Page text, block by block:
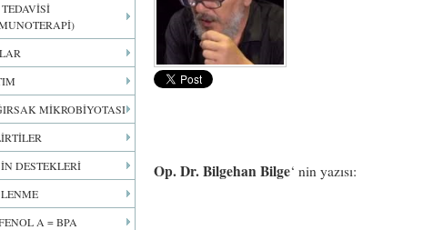
MİKROBİYOTASI
DESTEKLERİ
A = BPA
Op. Dr. Bilgehan Bilge‘ nin yazısı: